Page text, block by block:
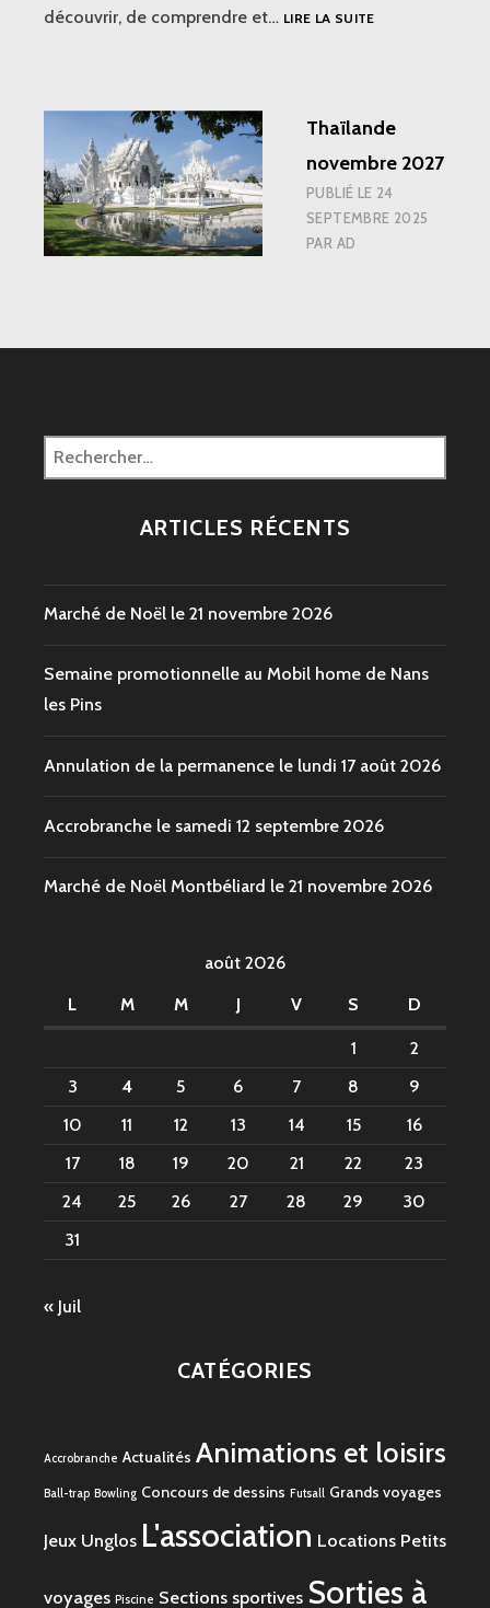
découvrir, de comprendre et… LIRE LA SUITESRILANKA
VOYAGE
Thaïlande
novembre 2027
PUBLIÉ LE 24
SEPTEMBRE 2025
PAR AD
Rechercher :
ARTICLES RÉCENTS
Marché de Noël le 21 novembre 2026
Semaine promotionnelle au Mobil home de Nans
les Pins
Annulation de la permanence le lundi 17 août 2026
Accrobranche le samedi 12 septembre 2026
Marché de Noël Montbéliard le 21 novembre 2026
août 2026
L
M M J V S D
1
2
3
4 5 6 7 8
9
10
11 12 13 14 15
16
17
18 19 20 21 22
23
24
25 26 27 28 29
30
31
« Juil
CATÉGORIES
Accrobranche Actualités Animations et loisirs
Ball-trap Bowling Concours de dessins Futsall Grands voyages
Jeux Unglos L'association Locations Petits
voyages Piscine Sections sportives Sorties à